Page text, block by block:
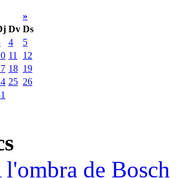
»
Dv Ds
4
5
11
12
18 19
25 26
l'ombra de